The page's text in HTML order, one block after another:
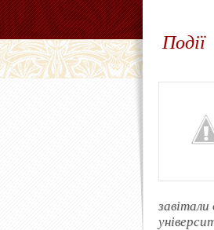
Події
завітали